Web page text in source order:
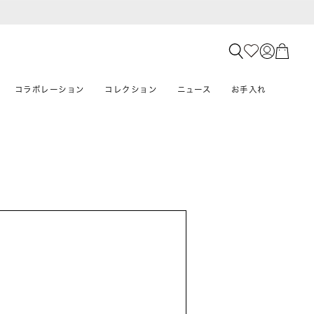
コラボレーション コレクション ニュース お手入れ